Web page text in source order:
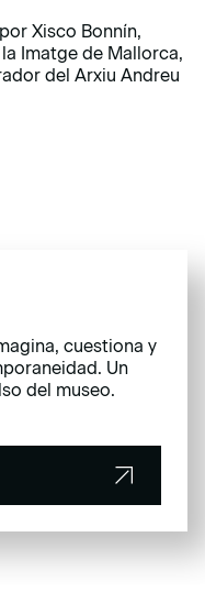
Xisco Bonnín,
Imatge de Mallorca,
del Arxiu Andreu
cuestiona y
Un
del museo.